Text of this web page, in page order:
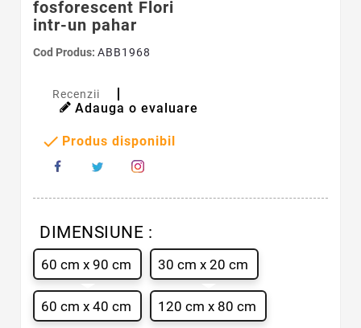
fosforescent Flori
intr-un pahar
Cod Produs: ABB1968
Recenzii
Adauga o evaluare
 Produs disponibil
DIMENSIUNE :
60 cm x 90 cm 30 cm x 20 cm
60 cm x 40 cm 120 cm x 80 cm